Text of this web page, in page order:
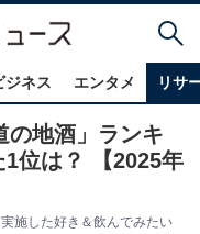
ジネス エンタメ リサ
の地酒」ランキ
位は？ 【2025年
施した好き＆飲んでみたい